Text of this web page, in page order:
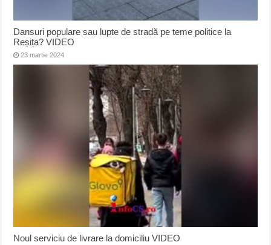
Dansuri populare sau lupte de stradă pe teme politice la
Reșița? VIDEO
23 martie 2024
Noul serviciu de livrare la domiciliu VIDEO